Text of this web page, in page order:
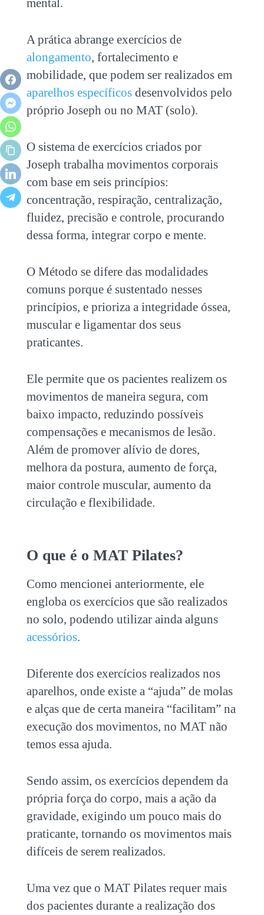
A prática abrange exercícios de
alongamento, fortalecimento e
mobilidade, que podem ser realizados em
aparelhos específicosdesenvolvidos pelo
próprio Joseph ou no MAT (solo).
O sistema de exercícios criados por
Joseph trabalha movimentos corporais
com base em seis princípios:
concentração, respiração, centralização,
fluidez, precisão e controle, procurando
dessa forma, integrar corpo e mente.
O Método se difere das modalidades
comuns porque é sustentado nesses
princípios, e prioriza a integridade óssea,
muscular e ligamentar dos seus
praticantes.
Ele permite que os pacientes realizem os
movimentos de maneira segura, com
baixo impacto, reduzindo possíveis
compensações e mecanismos de lesão.
Além de promover alívio de dores,
melhora da postura, aumento de força,
maior controle muscular, aumento da
circulação e flexibilidade.
O que é o MAT Pilates?
Como mencionei anteriormente, ele
engloba os exercícios que são realizados
no solo, podendo utilizar ainda alguns
acessórios.
Diferente dos exercícios realizados nos
aparelhos, onde existe a “ajuda” de molas
e alças que de certa maneira “facilitam” na
execução dos movimentos, no MAT não
temos essa ajuda.
Sendo assim, os exercícios dependem da
própria força do corpo, mais a ação da
gravidade, exigindo um pouco mais do
praticante, tornando os movimentos mais
difíceis de serem realizados.
Uma vez que o MAT Pilates requer mais
dos pacientes durante a realização dos